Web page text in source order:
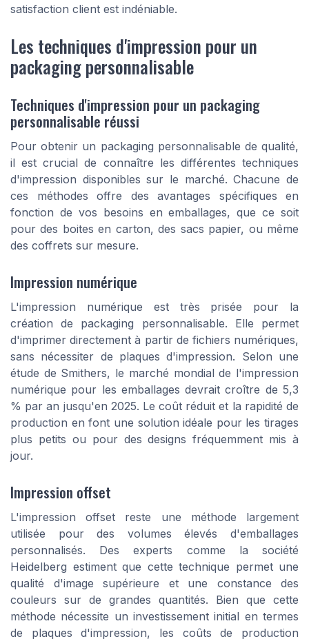
satisfaction client est indéniable.
Les techniques d'impression pour un
packaging personnalisable
Techniques d'impression pour un packaging
personnalisable réussi
Pour obtenir un packaging personnalisable de qualité,
il est crucial de connaître les différentes techniques
d'impression disponibles sur le marché. Chacune de
ces méthodes offre des avantages spécifiques en
fonction de vos besoins en emballages, que ce soit
pour des boites en carton, des sacs papier, ou même
des coffrets sur mesure.
Impression numérique
L'impression numérique est très prisée pour la
création de packaging personnalisable. Elle permet
d'imprimer directement à partir de fichiers numériques,
sans nécessiter de plaques d'impression. Selon une
étude de Smithers, le marché mondial de l'impression
numérique pour les emballages devrait croître de 5,3
% par an jusqu'en 2025. Le coût réduit et la rapidité de
production en font une solution idéale pour les tirages
plus petits ou pour des designs fréquemment mis à
jour.
Impression offset
L'impression offset reste une méthode largement
utilisée pour des volumes élevés d'emballages
personnalisés. Des experts comme la société
Heidelberg estiment que cette technique permet une
qualité d'image supérieure et une constance des
couleurs sur de grandes quantités. Bien que cette
méthode nécessite un investissement initial en termes
de plaques d'impression, les coûts de production